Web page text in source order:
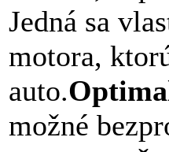
Jedná sa
motora,
auto.
možné